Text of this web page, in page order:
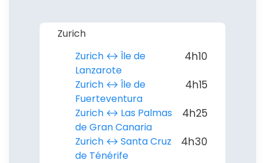
Zurich
Zurich ↔︎ Île de
Lanzarote
4h10
Zurich ↔︎ Île de
Fuerteventura
4h15
Zurich ↔︎ Las Palmas
de Gran Canaria
4h25
Zurich ↔︎ Santa Cruz
de Ténérife
4h30